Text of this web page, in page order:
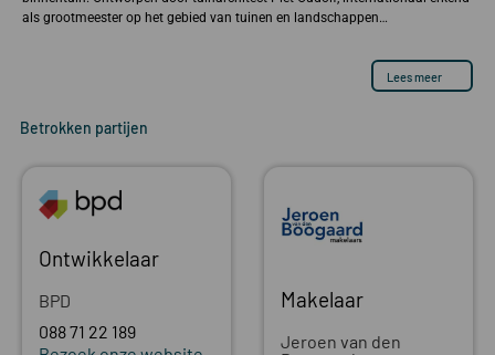
als grootmeester op het gebied van tuinen en landschappen…
Lees meer
Betrokken partijen
Ontwikkelaar
BPD
088 71 22 189
Makelaar
Jeroen van den